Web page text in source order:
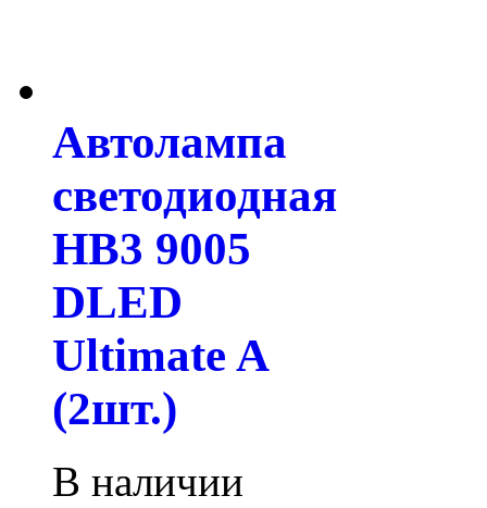
Автолампа
светодиодная
HB3 9005
DLED
Ultimate A
(2шт.)
В наличии